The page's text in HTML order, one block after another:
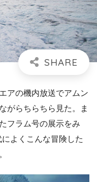
アの機内放送でアムン
がらちらちら見た。ま
フラム号の展示をみ
よくこんな冒険した